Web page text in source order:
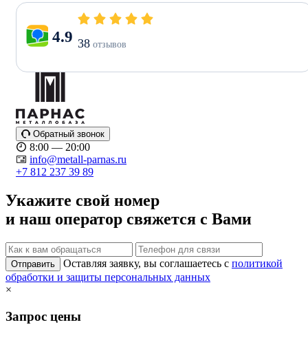
4.9 38 отзывов
Обратный звонок
8:00 — 20:00
info@metall-parnas.ru
+7 812 237 39 89
Укажите свой номер
и наш оператор свяжется с Вами
Отправить Оставляя заявку, вы соглашаетесь с политикой
обработки и защиты персональных данных
×
Запрос цены